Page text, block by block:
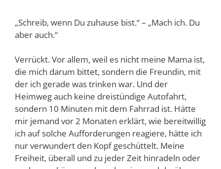
„Schreib, wenn Du zuhause bist.“ – „Mach ich. Du
aber auch.“
Verrückt. Vor allem, weil es nicht meine Mama ist,
die mich darum bittet, sondern die Freundin, mit
der ich gerade was trinken war. Und der
Heimweg auch keine dreistündige Autofahrt,
sondern 10 Minuten mit dem Fahrrad ist. Hätte
mir jemand vor 2 Monaten erklärt, wie bereitwillig
ich auf solche Aufforderungen reagiere, hätte ich
nur verwundert den Kopf geschüttelt. Meine
Freiheit, überall und zu jeder Zeit hinradeln oder